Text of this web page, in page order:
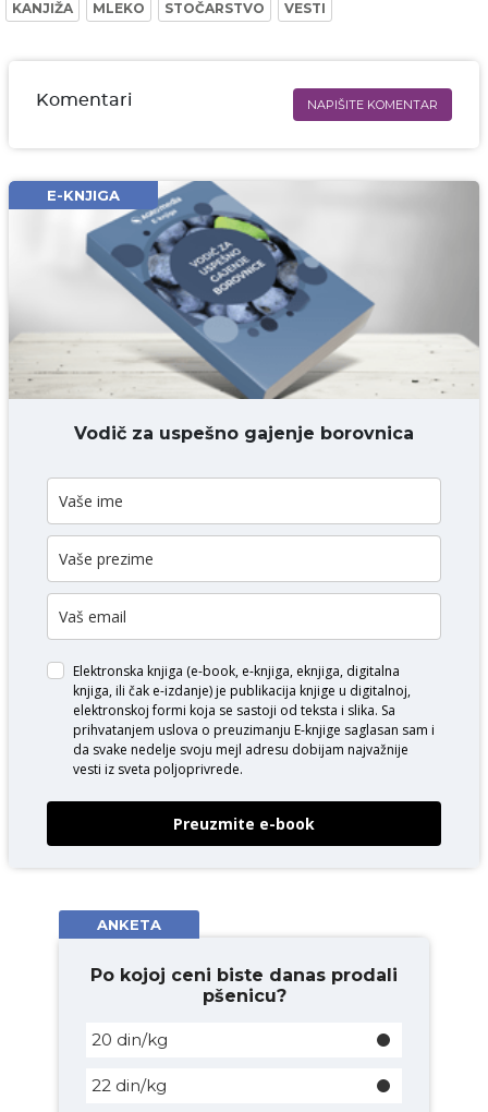
KANJIŽA MLEKO STOČARSTVO VESTI
Komentari NAPIŠITE KOMENTAR
Email* obavezno
Komentar* obavezno
DODAJ KOMENTAR
E-KNJIGA
Vodič za uspešno gajenje borovnica
Elektronska knjiga (e-book, e-knjiga, eknjiga, digitalna
knjiga, ili čak e-izdanje) je publikacija knjige u digitalnoj,
elektronskoj formi koja se sastoji od teksta i slika. Sa
prihvatanjem uslova o preuzimanju E-knjige saglasan sam i
da svake nedelje svoju mejl adresu dobijam najvažnije
vesti iz sveta poljoprivrede.
Preuzmite e-book
ANKETA
Po kojoj ceni biste danas prodali
pšenicu?
20 din/kg
22 din/kg